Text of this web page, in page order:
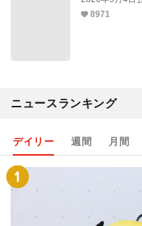
8971
ニュースランキング
デイリー 週間 月間